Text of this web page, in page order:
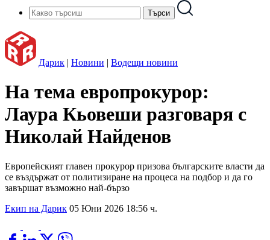
Дарик | Новини | Водещи новини
На тема европрокурор:
Лаура Кьовеши разговаря с
Николай Найденов
Европейският главен прокурор призова българските власти да
се въздържат от политизиране на процеса на подбор и да го
завършат възможно най-бързо
Екип на Дарик 05 Юни 2026 18:56 ч.